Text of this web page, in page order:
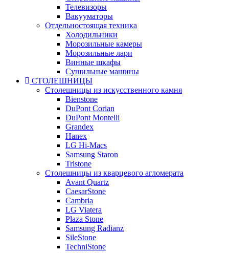
Телевизоры
Вакууматоры
Отдельностоящая техника
Холодильники
Морозильные камеры
Морозильные лари
Винные шкафы
Сушильные машины
СТОЛЕШНИЦЫ
Столешницы из искусственного камня
Bienstone
DuPont Corian
DuPont Montelli
Grandex
Hanex
LG Hi-Macs
Samsung Staron
Tristone
Столешницы из кварцевого агломерата
Avant Quartz
CaesarStone
Cambria
LG Viatera
Plaza Stone
Samsung Radianz
SileStone
TechniStone